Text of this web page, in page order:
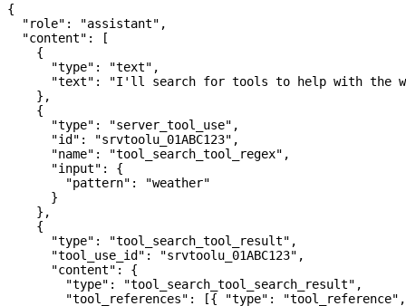
{
  "role"
: "assistant" ,
  "content"
: [
    {
      "type"
: "text" ,
      "text"
:
"I'll search for tools to help with the
    },
    {
      "type"
: "server_tool_use" ,
      "id"
: "srvtoolu_01ABC123" ,
      "name"
: "tool_search_tool_regex" ,
      "input"
: {
        "pattern"
:
"weather"
      }
    },
    {
      "type"
: "tool_search_tool_result" ,
      "tool_use_id"
: "srvtoolu_01ABC123" ,
      "content"
: {
        "type"
: "tool_search_tool_search_result" ,
        "tool_references"
: [{ "type" : "tool_reference"